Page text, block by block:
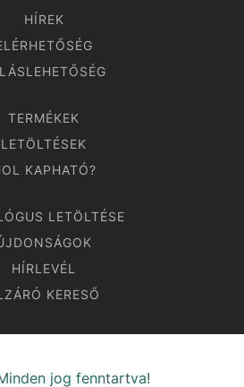
HÍREK
TERMÉKEK
LETÖLTÉSEK
KAPHATÓ?
LETÖLTÉSE
HÍRLEVÉL
KERESŐ
jog fenntartva!